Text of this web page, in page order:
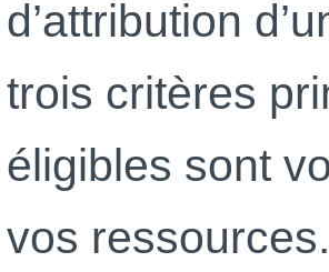
d’attribution
trois critères
éligibles sont
vos ressources.